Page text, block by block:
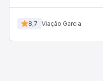
8,7 Viação Garcia